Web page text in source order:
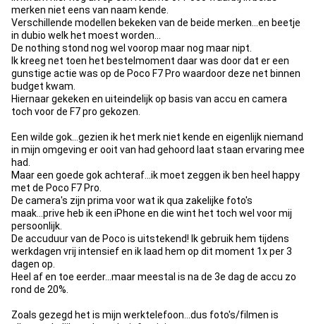
merken niet eens van naam kende.
Verschillende modellen bekeken van de beide merken...en beetje
in dubio welk het moest worden...
De nothing stond nog wel voorop maar nog maar nipt.
Ik kreeg net toen het bestelmoment daar was door dat er een
gunstige actie was op de Poco F7 Pro waardoor deze net binnen
budget kwam.
Hiernaar gekeken en uiteindelijk op basis van accu en camera
toch voor de F7 pro gekozen.
Een wilde gok...gezien ik het merk niet kende en eigenlijk niemand
in mijn omgeving er ooit van had gehoord laat staan ervaring mee
had.
Maar een goede gok achteraf...ik moet zeggen ik ben heel happy
met de Poco F7 Pro.
De camera's zijn prima voor wat ik qua zakelijke foto's
maak...prive heb ik een iPhone en die wint het toch wel voor mij
persoonlijk.
De accuduur van de Poco is uitstekend! Ik gebruik hem tijdens
werkdagen vrij intensief en ik laad hem op dit moment 1x per 3
dagen op.
Heel af en toe eerder...maar meestal is na de 3e dag de accu zo
rond de 20%.
Zoals gezegd het is mijn werktelefoon...dus foto's/filmen is